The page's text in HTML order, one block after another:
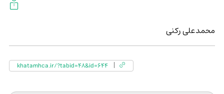
محمدعلی رکنی
khatamhca.ir/?tabid=48&id=644